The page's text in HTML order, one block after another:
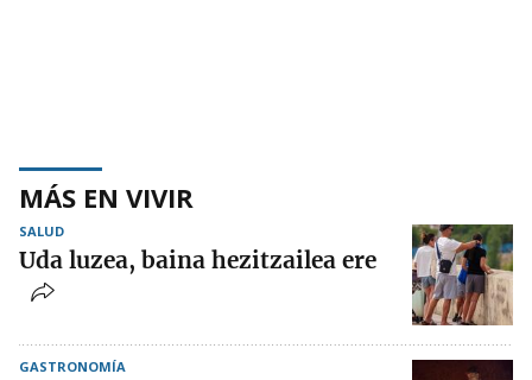
MÁS EN VIVIR
SALUD
Uda luzea, baina hezitzailea ere
GASTRONOMÍA